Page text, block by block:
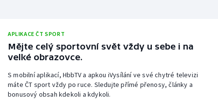
Rychlostní kanoistika
APLIKACE ČT SPORT
Mějte celý sportovní svět vždy u sebe i na
velké obrazovce.
S mobilní aplikací, HbbTV a apkou iVysílání ve své chytré televizi
máte ČT sport vždy po ruce. Sledujte přímé přenosy, články a
bonusový obsah kdekoli a kdykoli.